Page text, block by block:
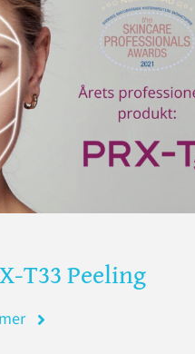
CLINIC
T33 Peeling